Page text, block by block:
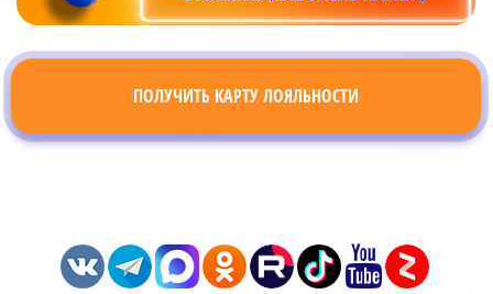
ПОЛУЧИТЬ КАРТУ ЛОЯЛЬНОСТИ